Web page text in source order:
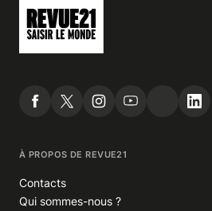
À PROPOS DE REVUE21
Contacts
Qui sommes-nous ?